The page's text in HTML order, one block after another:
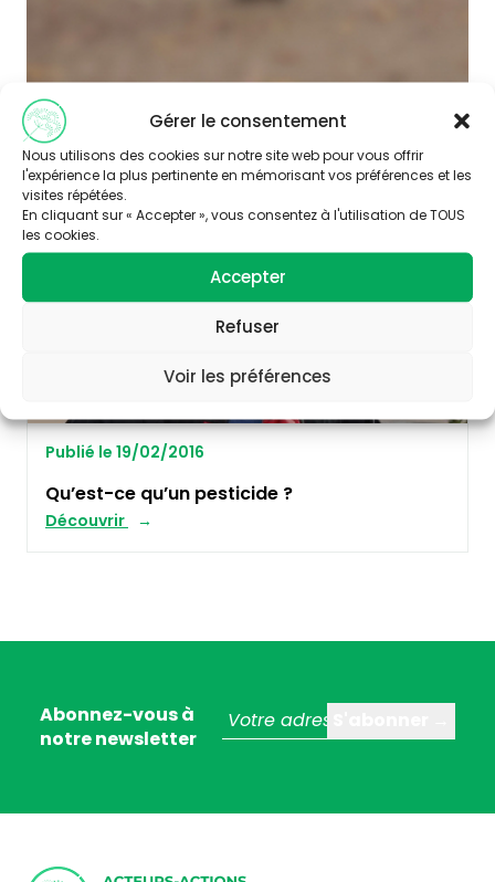
Gérer le consentement
Nous utilisons des cookies sur notre site web pour vous offrir
l'expérience la plus pertinente en mémorisant vos préférences et les
visites répétées.
En cliquant sur « Accepter », vous consentez à l'utilisation de TOUS
les cookies.
Accepter
Refuser
Voir les préférences
RISQUES CHIMIQUES
Publié le 19/02/2016
Qu’est-ce qu’un pesticide ?
Découvrir
Abonnez-vous à
notre newsletter